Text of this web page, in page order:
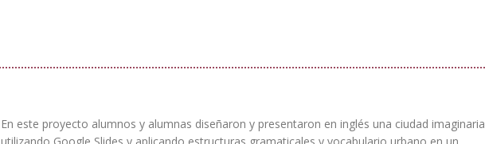
En este proyecto alumnos y alumnas diseñaron y presentaron en inglés una ciudad imaginaria